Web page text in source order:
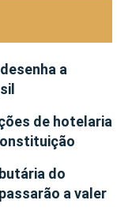
a
de hotelaria
do
a valer